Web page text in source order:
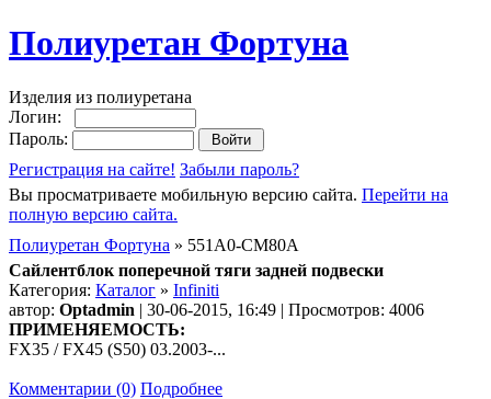
Полиуретан Фортуна
Изделия из полиуретана
Логин:
Пароль:
Регистрация на сайте! Забыли пароль?
Вы просматриваете мобильную версию сайта. Перейти на
полную версию сайта.
Полиуретан Фортуна » 551A0-CM80A
Сайлентблок поперечной тяги задней подвески
Категория: Каталог » Infiniti
автор: Optadmin | 30-06-2015, 16:49 | Просмотров: 4006
ПРИМЕНЯЕМОСТЬ:
FX35 / FX45 (S50) 03.2003-...
Комментарии (0) Подробнее